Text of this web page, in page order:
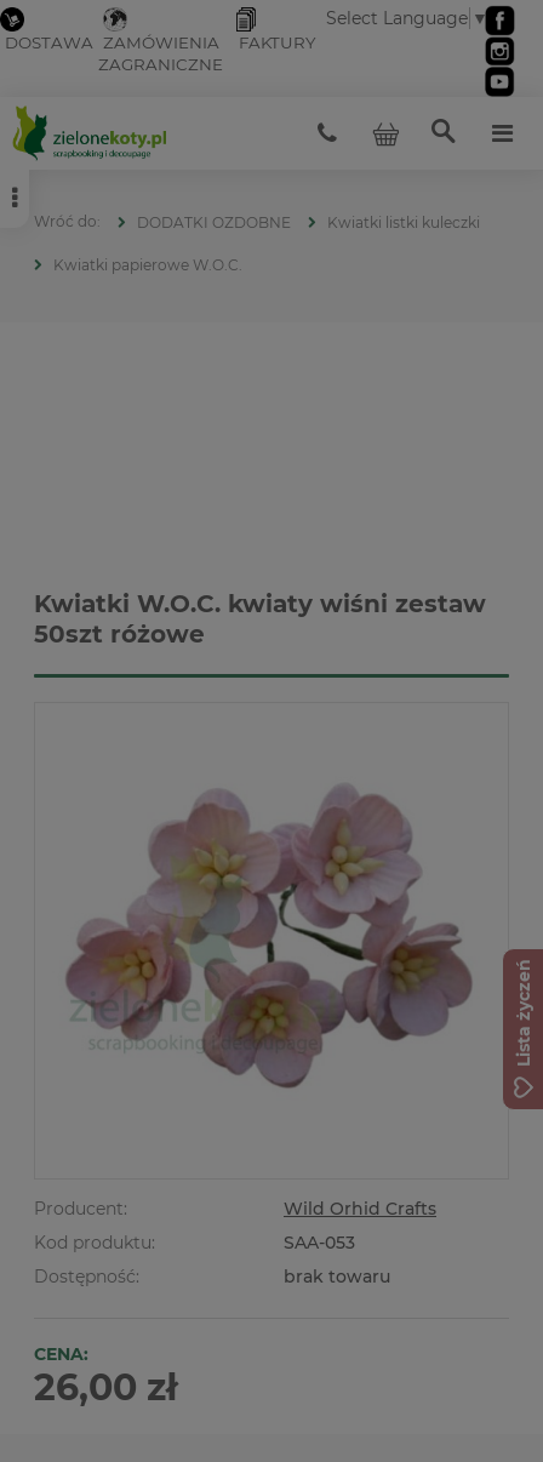
DOSTAWA ZAMÓWIENIA
ZAGRANICZNE
FAKTURY
Select Language ▼
DODATKI OZDOBNE Kwiatki listki kuleczki
Kwiatki papierowe W.O.C.
Kwiatki W.O.C. kwiaty wiśni zestaw
50szt różowe
Producent:
Wild Orhid Crafts
Kod produktu:
SAA-053
Dostępność:
brak towaru
CENA:
26,00 zł
Lista życzeń